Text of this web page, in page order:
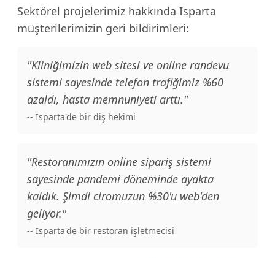
Sektörel projelerimiz hakkında Isparta
müşterilerimizin geri bildirimleri:
"Kliniğimizin web sitesi ve online randevu
sistemi sayesinde telefon trafiğimiz %60
azaldı, hasta memnuniyeti arttı."
-- Isparta'de bir diş hekimi
"Restoranımızın online sipariş sistemi
sayesinde pandemi döneminde ayakta
kaldık. Şimdi ciromuzun %30'u web'den
geliyor."
-- Isparta'de bir restoran işletmecisi